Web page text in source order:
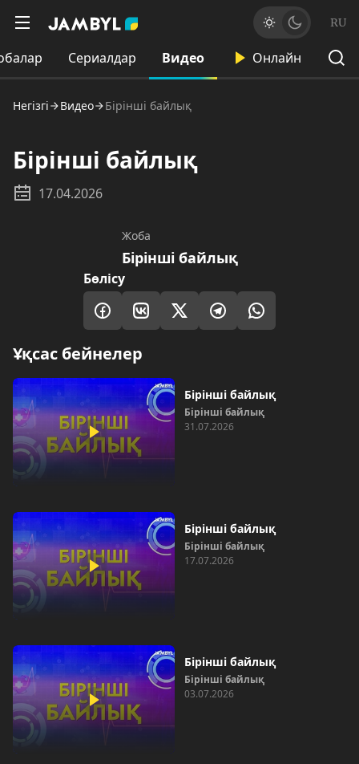
RU
Сериалдар Видео Онлайн
Негізгі Видео Бірінші байлық
Бірінші байлық
17.04.2026
Жоба
Бірінші байлық
Бөлісу
Ұқсас бейнелер
Бірінші байлық
Бірінші байлық
31.07.2026
Бірінші байлық
Бірінші байлық
17.07.2026
Бірінші байлық
Бірінші байлық
03.07.2026